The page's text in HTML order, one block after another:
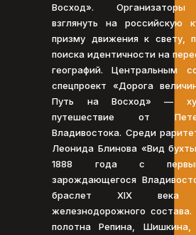
Восход». Организаторы
взглянуть на российскую
призму движения к свету,
поиска идентичности на
географий. Центральным
спецпроект «Дорога
Путь на Восход» —
путешествие от
Владивостока. Среди
Леонида Блинова «Вид
1888 года с
зарождающегося
браслет XIX
железнодорожного
полотна Репина, Шишкина,